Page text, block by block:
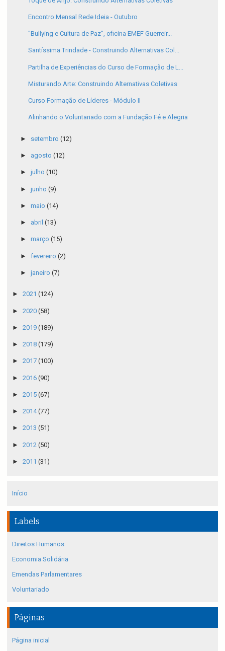
Encontro Mensal Rede Ideia - Outubro
"Bullying e Cultura de Paz", oficina EMEF Guerreir...
Santíssima Trindade - Construindo Alternativas Col...
Partilha de Experiências do Curso de Formação de L...
Misturando Arte: Construindo Alternativas Coletivas
Curso Formação de Líderes - Módulo II
Alinhando o Voluntariado com a Fundação Fé e Alegria
► setembro (12)
► agosto (12)
► julho (10)
► junho (9)
► maio (14)
► abril (13)
► março (15)
► fevereiro (2)
► janeiro (7)
► 2021 (124)
► 2020 (58)
► 2019 (189)
► 2018 (179)
► 2017 (100)
► 2016 (90)
► 2015 (67)
► 2014(77)
► 2013 (51)
► 2012 (50)
► 2011 (31)
Início
Labels
Direitos Humanos
Economia Solidária
Emendas Parlamentares
Voluntariado
Páginas
Página inicial